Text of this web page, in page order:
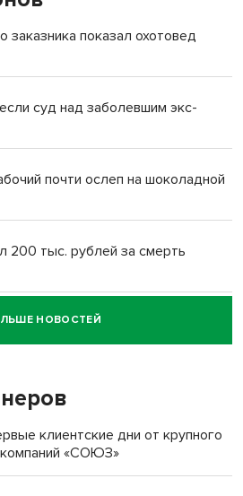
заказника показал охотовед
суд над заболевшим экс-
почти ослеп на шоколадной
200 тыс. рублей за смерть
водителя за смерть
НОВОСТЕЙ
клиентские дни от крупного
«СОЮЗ»